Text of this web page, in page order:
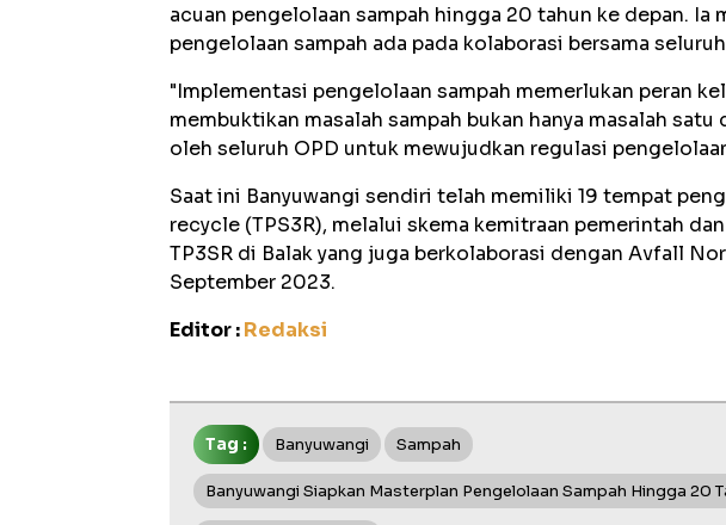
acuan pengelolaan sampah hingga 20 tahun ke depan. Ia
pengelolaan sampah ada pada kolaborasi bersama
"Implementasi pengelolaan sampah memerlukan peran
membuktikan masalah sampah bukan hanya masalah
oleh seluruh OPD untuk mewujudkan regulasi
Saat ini Banyuwangi sendiri telah memiliki 19 tempat
recycle (TPS3R), melalui skema kemitraan pemerintah
TP3SR di Balak yang juga berkolaborasi dengan Avfall
September 2023.
Editor :Redaksi
Tag : Banyuwangi Sampah
Banyuwangi Siapkan Masterplan Pengelolaan Sampah Hingga 20